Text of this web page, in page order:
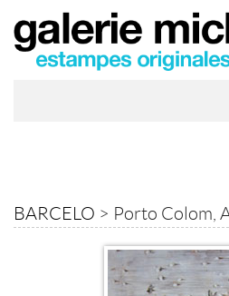
BARCELO > Porto Colom,